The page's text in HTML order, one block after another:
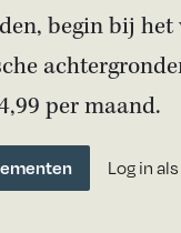
begin bij
per maand.
Log in